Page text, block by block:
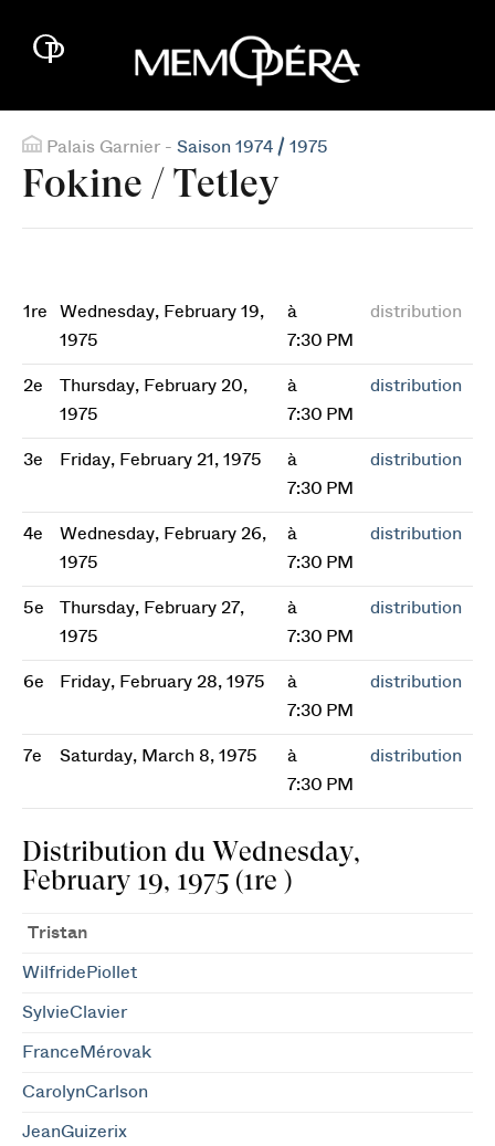
Palais Garnier - Saison 1974 / 1975
Fokine / Tetley
1re
Wednesday, February 19,
1975
à
7:30 PM
distribution
2e
Thursday, February 20,
1975
à
7:30 PM
distribution
3e Friday, February 21, 1975
à
7:30 PM
distribution
4e
Wednesday, February 26,
1975
à
7:30 PM
distribution
5e
Thursday, February 27,
1975
à
7:30 PM
distribution
6e Friday, February 28, 1975
à
7:30 PM
distribution
7e Saturday, March 8, 1975
à
7:30 PM
distribution
Distribution du Wednesday,
February 19, 1975 (1re )
Tristan
WilfridePiollet
SylvieClavier
FranceMérovak
CarolynCarlson
JeanGuizerix